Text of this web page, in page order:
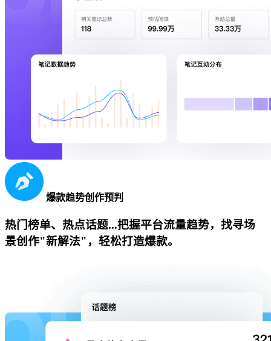
爆款趋势创作预判
热门榜单、热点话题...把握平台流量趋势，找寻场
景创作"新解法"，轻松打造爆款。